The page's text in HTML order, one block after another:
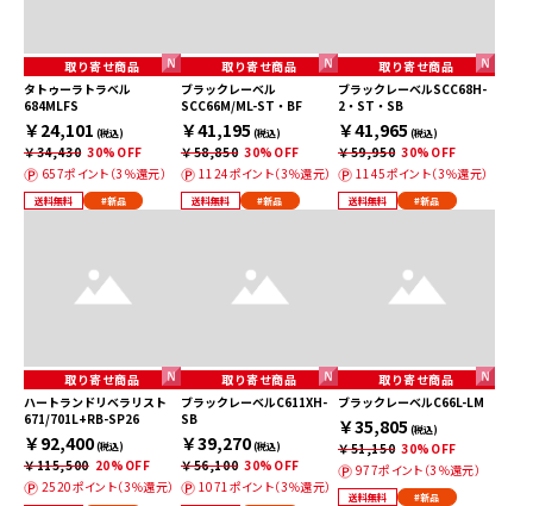
取り寄せ商品
タトゥーラトラベル
684MLFS
￥24,101 (税込)
￥34,430 30%OFF
657ポイント（3％還元）
送料無料 #新品
取り寄せ商品
ブラックレーベル
SCC66M/ML-ST・BF
￥41,195 (税込)
￥58,850 30%OFF
1124ポイント（3％還元）
送料無料 #新品
取り寄せ商品
ブラックレーベルSCC68H-
2・ST・SB
￥41,965 (税込)
￥59,950 30%OFF
1145ポイント（3％還元）
送料無料 #新品
取り寄せ商品
ハートランドリベラリスト
671/701L+RB-SP26
￥92,400(税込)
￥115,500 20%OFF
2520ポイント（3％還元）
取り寄せ商品
ブラックレーベルC611XH-
SB
￥39,270(税込)
￥56,100 30%OFF
1071ポイント（3％還元）
取り寄せ商品
ブラックレーベルC66L-LM
￥35,805 (税込)
￥51,150 30%OFF
977ポイント（3％還元）
送料無料 #新品